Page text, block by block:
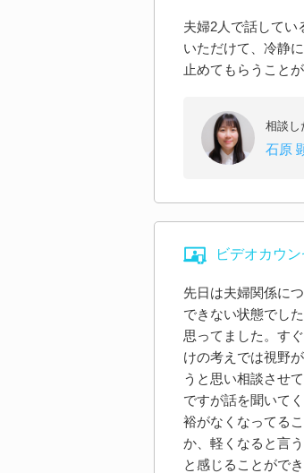
夫婦2人で話してい
いただけて、冷静
止めてもらうこと
相談し
石原
ビデオカウ
先日は夫婦関係に
できない状態でし
思ってました。す
けの考えでは視野
うと思い相談させ
ですが話を聞いて
裕がなくなってる
か、軽くなると言
と感じることができ